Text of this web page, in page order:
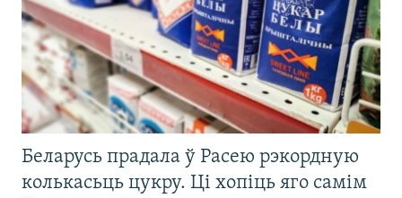
Беларусь прадала ў Расею рэкордную
колькасьць цукру. Ці хопіць яго самім